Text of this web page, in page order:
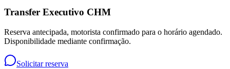
Transfer Executivo CHM
Reserva antecipada, motorista confirmado para o horário agendado.
Disponibilidade mediante confirmação.
Solicitar reserva